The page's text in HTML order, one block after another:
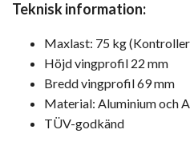
Teknisk information:
Maxlast: 75 kg
Höjd vingprofil 22 mm
Bredd vingprofil 69 mm
Material: Aluminium och
TÜV-godkänd